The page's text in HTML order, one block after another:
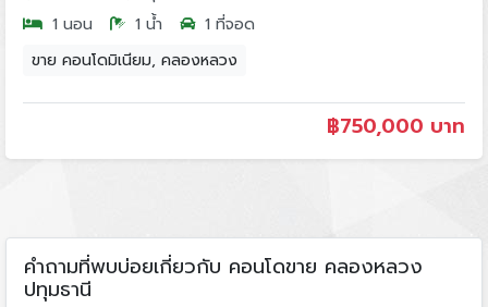
1 นอน
1 น้ำ
1 ที่จอด
ขาย คอนโดมิเนียม, คลองหลวง
฿750,000 บาท
คำถามที่พบบ่อยเกี่ยวกับ คอนโดขาย คลองหลวง
ปทุมธานี